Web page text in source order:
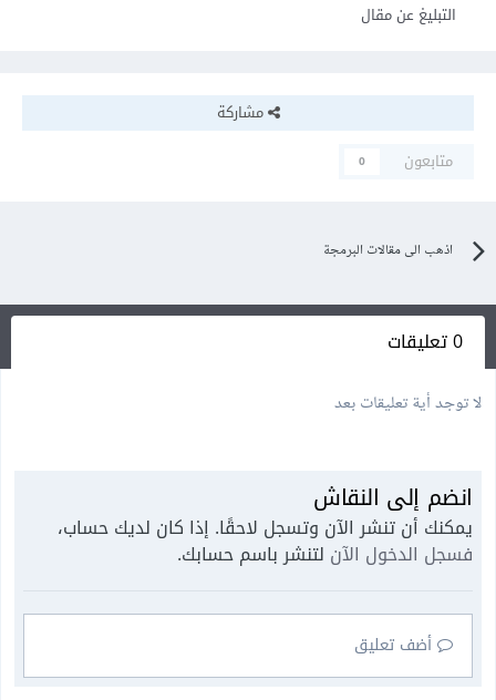
التبليغ عن مقال
مشاركة
متابعون
0
اذهب الى مقالات البرمجة
0 تعليقات
لا توجد أية تعليقات بعد
انضم إلى النقاش
يمكنك أن تنشر الآن وتسجل لاحقًا. إذا كان لديك حساب،
فسجل الدخول الآن لتنشر باسم حسابك.
أضف تعليق